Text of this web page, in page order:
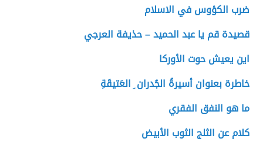
ضرب الكؤوس في الاسلام
قصيدة قم يا عبد الحميد – حذيفة العرجي
اين يعيش حوت الأوركا
خاطرة بعنوان أسيرةُ الجُدران ِ العَتيقَةِ
ما هو النفق الفقري
كلام عن الثلج الثوب الأبيض